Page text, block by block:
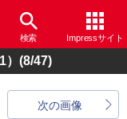
検索 Impressサイト
(8/47)
次の画像